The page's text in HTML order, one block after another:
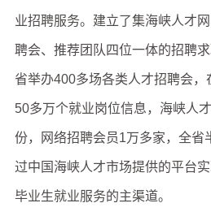
业招聘服务。建立了集海峡人才
聘会、推荐团队四位一体的招聘
省举办400多场各类人才招聘会
50多万个就业岗位信息，海峡人
份，网络招聘会员1万多家，全省
过中国海峡人才市场提供的平台
毕业生就业服务的主渠道。